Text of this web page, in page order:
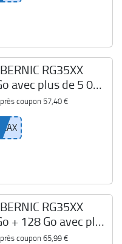
RG35XX
avec plus de 5 000
coupon 57,40 €
RG35XX
+ 128 Go avec plus
coupon 65,99 €